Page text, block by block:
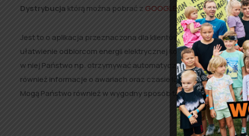
Dystrybucja którą można pobrać zGOOGLE PLAYlubAPP STORE
Jest to o aplikacja przeznaczona dla klientów Operatora
ułatwienie odbiorcom energii elektrycznej kontakt z
w niej Państwo np. otrzymywać automatyczne powiadomienia
również informacje o awariach oraz czasie ich trwania i
Mogą Państwo również w wygodny sposób taką awarię zgłosić.